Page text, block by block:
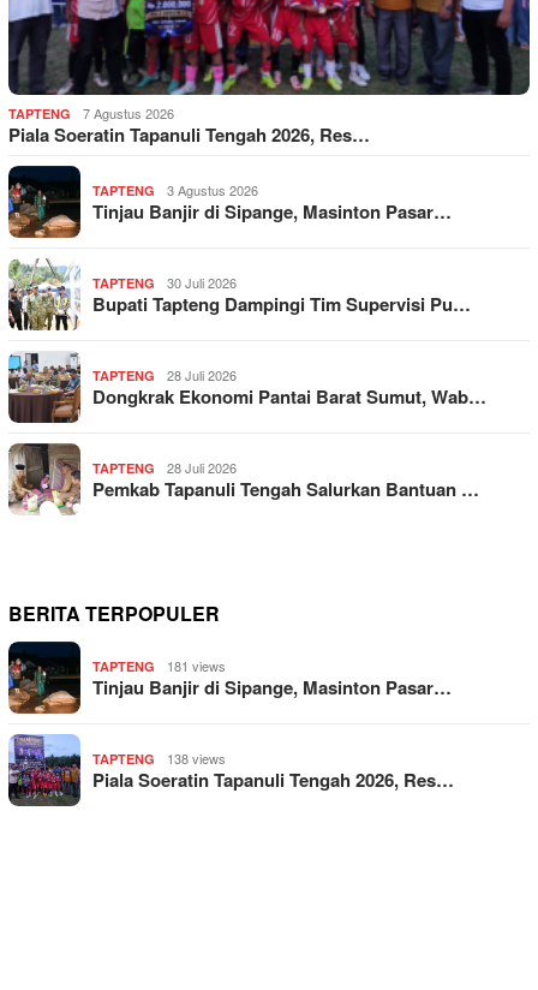
TAPTENG 7 Agustus 2026
Piala Soeratin Tapanuli Tengah 2026, Res…
TAPTENG 3 Agustus 2026
Tinjau Banjir di Sipange, Masinton Pasar…
TAPTENG 30 Juli 2026
Bupati Tapteng Dampingi Tim Supervisi Pu…
TAPTENG 28 Juli 2026
Dongkrak Ekonomi Pantai Barat Sumut, Wab…
TAPTENG 28 Juli 2026
Pemkab Tapanuli Tengah Salurkan Bantuan …
BERITA TERPOPULER
TAPTENG 181 views
Tinjau Banjir di Sipange, Masinton Pasar…
TAPTENG 138 views
Piala Soeratin Tapanuli Tengah 2026, Res…